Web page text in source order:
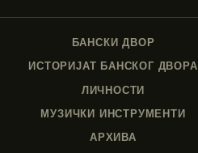
БАНСКИ ДВОР
ИСТОРИЈАТ БАНСКОГ ДВОРА
ЛИЧНОСТИ
МУЗИЧКИ ИНСТРУМЕНТИ
АРХИВА